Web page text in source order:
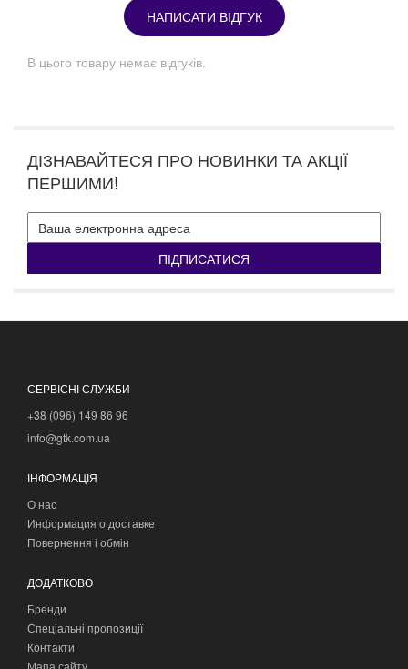
НАПИСАТИ ВІДГУК
В цього товару немає відгуків.
ДІЗНАВАЙТЕСЯ ПРО НОВИНКИ ТА АКЦІЇ
ПЕРШИМИ!
ПІДПИСАТИСЯ
СЕРВІСНІ СЛУЖБИ
+38 (096) 149 86 96
info@gtk.com.ua
ІНФОРМАЦІЯ
О нас
Информация о доставке
Повернення і обмін
ДОДАТКОВО
Бренди
Спеціальні пропозиції
Контакти